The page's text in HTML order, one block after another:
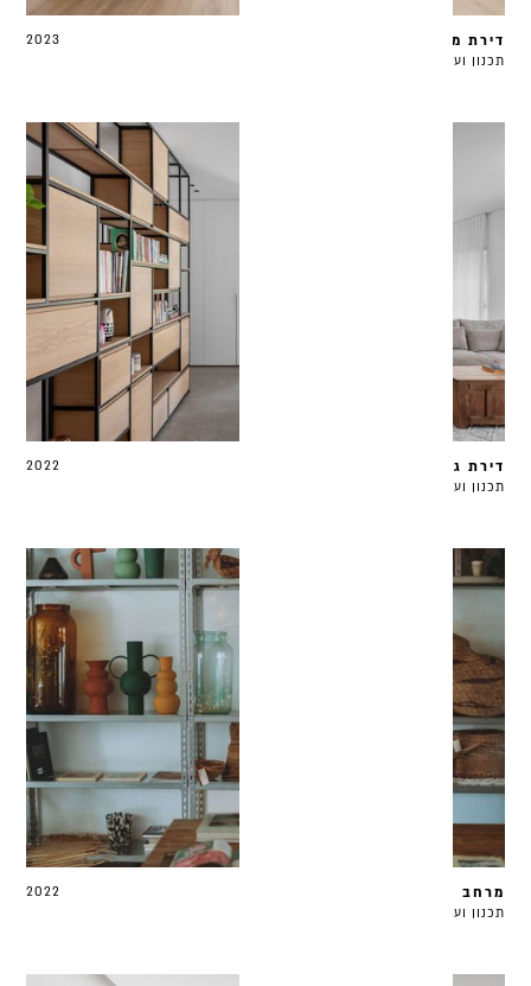
2023 דירת מיניפנטאוז הרצליה
תכנון ועיצוב 150 מ״ר
2022 דירת גן ברמת השרון
תכנון ועיצוב | 220 מ"ר
2022 מרחב אירוח
תכנון ועיצוב | 1000 מ"ר